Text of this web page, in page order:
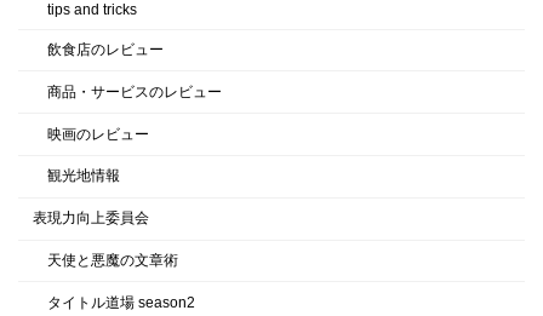
tips and tricks
飲食店のレビュー
商品・サービスのレビュー
映画のレビュー
観光地情報
表現力向上委員会
天使と悪魔の文章術
タイトル道場 season2